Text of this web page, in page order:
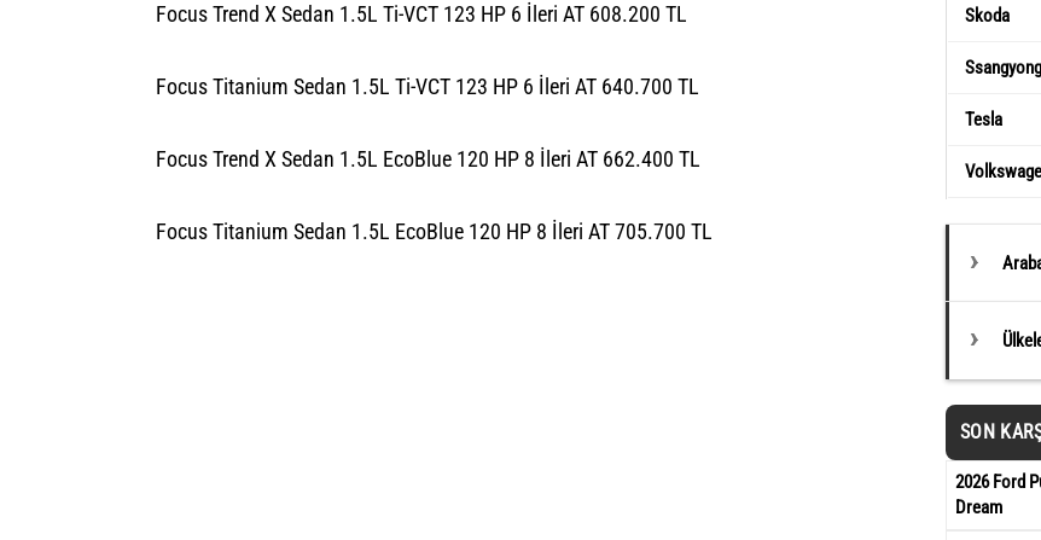
Focus Trend X Sedan 1.5L Ti-VCT 123 HP 6 İleri AT 608.200 TL
Focus Titanium Sedan 1.5L Ti-VCT 123 HP 6 İleri AT 640.700 TL
Focus Trend X Sedan 1.5L EcoBlue 120 HP 8 İleri AT 662.400 TL
Focus Titanium Sedan 1.5L EcoBlue 120 HP 8 İleri AT 705.700 TL
Skoda
Ssangyong
Tesla
SON
2026 Ford
Dream